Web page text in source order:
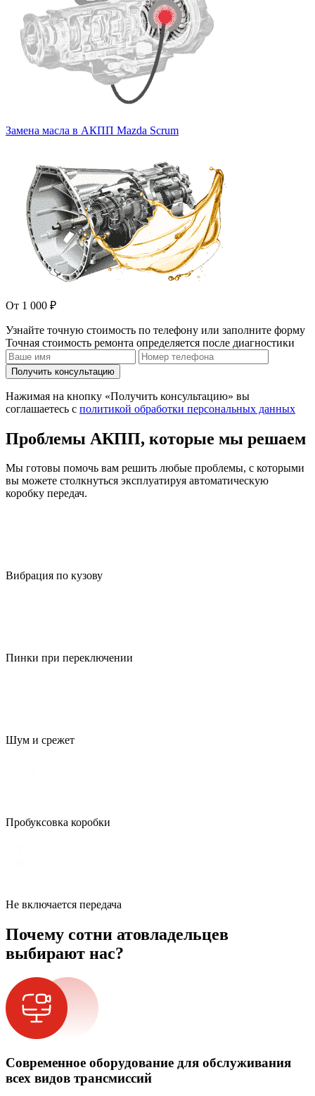
Замена масла в АКПП Mazda Scrum
От 1 000 ₽
Узнайте точную стоимость по телефону или заполните форму
Точная стоимость ремонта определяется после диагностики
Получить консультацию
Нажимая на кнопку «Получить консультацию» вы
соглашаетесь с политикой обработки персональных данных
Проблемы АКПП, которые мы решаем
Мы готовы помочь вам решить любые проблемы, с которыми
вы можете столкнуться эксплуатируя автоматическую
коробку передач.
Вибрация по кузову
Пинки при переключении
Шум и срежет
Пробуксовка коробки
Не включается передача
Почему сотни атовладельцев
выбирают нас?
Современное оборудование для обслуживания
всех видов трансмиссий